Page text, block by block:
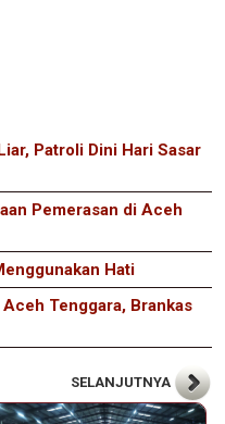
Patroli Dini Hari Sasar
Pemerasan di Aceh
Hati
Tenggara, Brankas
SELANJUTNYA